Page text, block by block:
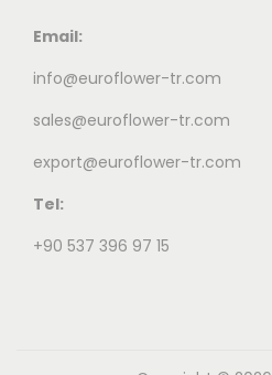
Email:
info@euroflower-tr.com
sales@euroflower-tr.com
export@euroflower-tr.com
Tel:
+90 537 396 97 15